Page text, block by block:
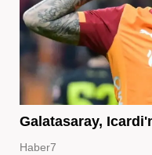
Galatasaray,
Haber7